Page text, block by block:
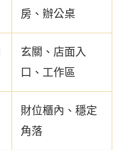
房、辦公桌
玄關、店面入
口、工作區
財位櫃內、穩定
角落